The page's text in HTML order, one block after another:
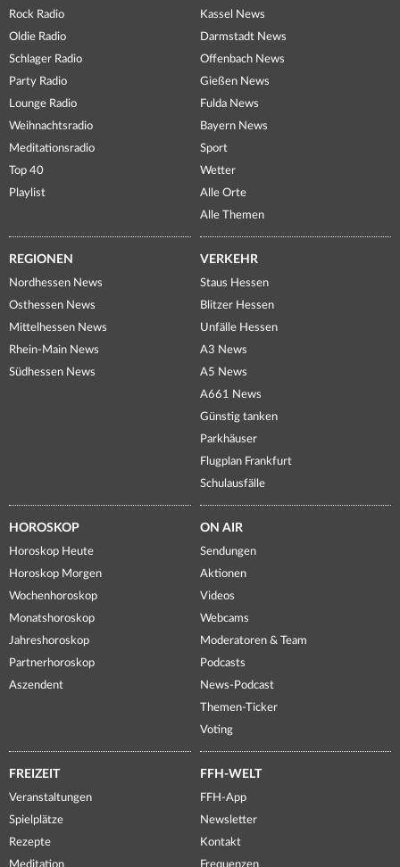
Rock Radio
Oldie Radio
Schlager Radio
Party Radio
Lounge Radio
Weihnachtsradio
Meditationsradio
Top 40
Playlist
Kassel News
Darmstadt News
Offenbach News
Gießen News
Fulda News
Bayern News
Sport
Wetter
Alle Orte
Alle Themen
REGIONEN
Nordhessen News
Osthessen News
Mittelhessen News
Rhein-Main News
Südhessen News
VERKEHR
Staus Hessen
Blitzer Hessen
Unfälle Hessen
A3 News
A5 News
A661 News
Günstig tanken
Parkhäuser
Flugplan Frankfurt
Schulausfälle
HOROSKOP
Horoskop Heute
Horoskop Morgen
Wochenhoroskop
Monatshoroskop
Jahreshoroskop
Partnerhoroskop
Aszendent
ON AIR
Sendungen
Aktionen
Videos
Webcams
Moderatoren & Team
Podcasts
News-Podcast
Themen-Ticker
Voting
FREIZEIT
Veranstaltungen
Spielplätze
Rezepte
Meditation
FFH-WELT
FFH-App
Newsletter
Kontakt
Frequenzen